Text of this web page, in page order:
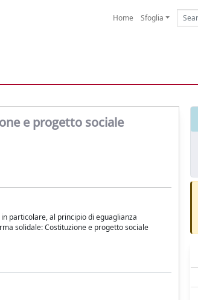
Home Sfoglia
e progetto sociale
particolare, al principio di eguaglianza
solidale: Costituzione e progetto sociale